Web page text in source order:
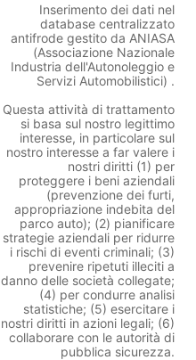
Inserimento dei dati nel
database centralizzato
antifrode gestito da ANIASA
(Associazione Nazionale
Industria dell'Autonoleggio e
Servizi Automobilistici) .
Questa attività di trattamento
si basa sul nostro legittimo
interesse, in particolare sul
nostro interesse a far valere i
nostri diritti (1) per
proteggere i beni aziendali
(prevenzione dei furti,
appropriazione indebita del
parco auto); (2) pianificare
strategie aziendali per ridurre
i rischi di eventi criminali; (3)
prevenire ripetuti illeciti a
danno delle società collegate;
(4) per condurre analisi
statistiche; (5) esercitare i
nostri diritti in azioni legali; (6)
collaborare con le autorità di
pubblica sicurezza.